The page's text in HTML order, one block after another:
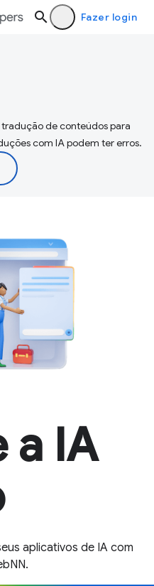
Fazer login
de conteúdos para
com IA podem ter erros.
a IA
aplicativos de IA com